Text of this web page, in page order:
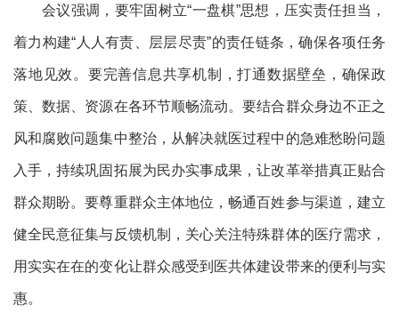
会议强调，要牢固树立“一盘棋”思想，压实责任担当，
着力构建“人人有责、层层尽责”的责任链条，确保各项任务
落地见效。要完善信息共享机制，打通数据壁垒，确保政
策、数据、资源在各环节顺畅流动。要结合群众身边不正之
风和腐败问题集中整治，从解决就医过程中的急难愁盼问题
入手，持续巩固拓展为民办实事成果，让改革举措真正贴合
群众期盼。要尊重群众主体地位，畅通百姓参与渠道， 建立
健全民意征集与反馈机制 ，关心关注特殊群体的医疗需求，
用实实在在的变化让群众感受到医共体建设带来的便利与实
惠。